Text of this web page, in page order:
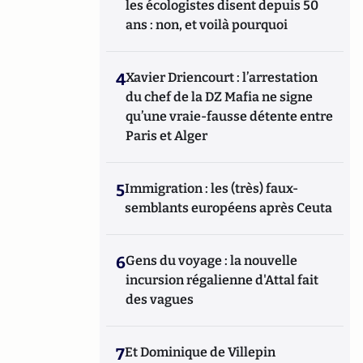
les écologistes disent depuis 50
ans : non, et voilà pourquoi
4Xavier Driencourt : l’arrestation
du chef de la DZ Mafia ne signe
qu’une vraie-fausse détente entre
Paris et Alger
5Immigration : les (très) faux-
semblants européens après Ceuta
6Gens du voyage : la nouvelle
incursion régalienne d'Attal fait
des vagues
7Et Dominique de Villepin